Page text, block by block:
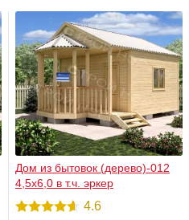
городом, а дополнительная
площадь дарит огромные
функциональные возможности.
Дом из бытовок (дерево)-012
4,5х6,0 в т.ч. эркер
4.6